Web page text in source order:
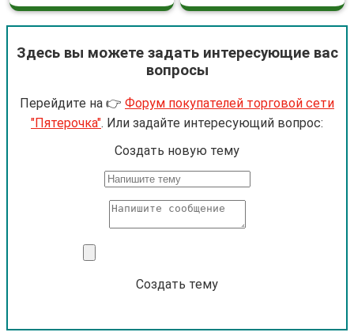
Здесь вы можете задать интересующие вас
вопросы
Перейдите на 👉 Форум покупателей торговой сети
"Пятерочка". Или задайте интересующий вопрос:
Cоздать новую тему
Создать тему